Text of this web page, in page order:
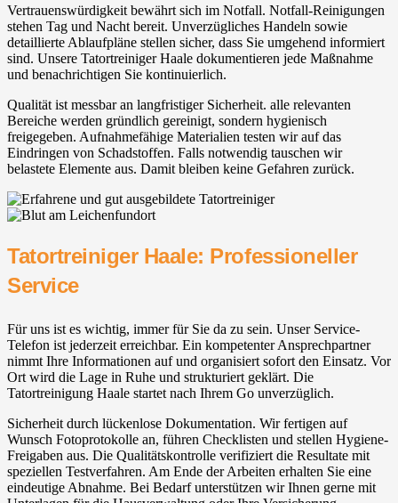
Vertrauenswürdigkeit bewährt sich im Notfall. Notfall-Reinigungen
stehen Tag und Nacht bereit. Unverzügliches Handeln sowie
detaillierte Ablaufpläne stellen sicher, dass Sie umgehend informiert
sind. Unsere Tatortreiniger Haale dokumentieren jede Maßnahme
und benachrichtigen Sie kontinuierlich.
Qualität ist messbar an langfristiger Sicherheit. alle relevanten
Bereiche werden gründlich gereinigt, sondern hygienisch
freigegeben. Aufnahmefähige Materialien testen wir auf das
Eindringen von Schadstoffen. Falls notwendig tauschen wir
belastete Elemente aus. Damit bleiben keine Gefahren zurück.
Tatortreiniger Haale: Professioneller
Service
Für uns ist es wichtig, immer für Sie da zu sein. Unser Service-
Telefon ist jederzeit erreichbar. Ein kompetenter Ansprechpartner
nimmt Ihre Informationen auf und organisiert sofort den Einsatz. Vor
Ort wird die Lage in Ruhe und strukturiert geklärt. Die
Tatortreinigung Haale startet nach Ihrem Go unverzüglich.
Sicherheit durch lückenlose Dokumentation. Wir fertigen auf
Wunsch Fotoprotokolle an, führen Checklisten und stellen Hygiene-
Freigaben aus. Die Qualitätskontrolle verifiziert die Resultate mit
speziellen Testverfahren. Am Ende der Arbeiten erhalten Sie eine
eindeutige Abnahme. Bei Bedarf unterstützen wir Ihnen gerne mit